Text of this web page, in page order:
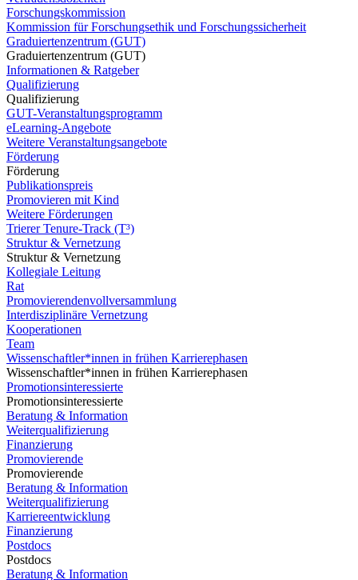
Forschungskommission
Kommission für Forschungsethik und Forschungssicherheit
Graduiertenzentrum (GUT)
Graduiertenzentrum (GUT)
Informationen & Ratgeber
Qualifizierung
Qualifizierung
GUT-Veranstaltungsprogramm
eLearning-Angebote
Weitere Veranstaltungsangebote
Förderung
Förderung
Publikationspreis
Promovieren mit Kind
Weitere Förderungen
Trierer Tenure-Track (T³)
Struktur & Vernetzung
Struktur & Vernetzung
Kollegiale Leitung
Rat
Promovierendenvollversammlung
Interdisziplinäre Vernetzung
Kooperationen
Team
Wissenschaftler*innen in frühen Karrierephasen
Wissenschaftler*innen in frühen Karrierephasen
Promotionsinteressierte
Promotionsinteressierte
Beratung & Information
Weiterqualifizierung
Finanzierung
Promovierende
Promovierende
Beratung & Information
Weiterqualifizierung
Karriereentwicklung
Finanzierung
Postdocs
Postdocs
Beratung & Information